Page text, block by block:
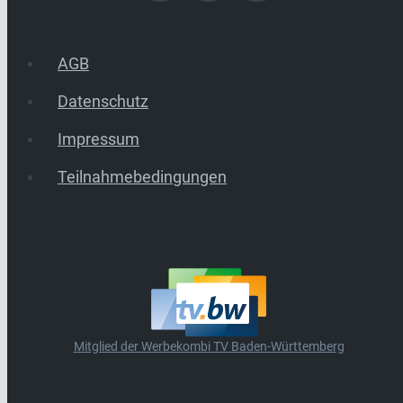
AGB
Datenschutz
Impressum
Teilnahmebedingungen
Mitglied der Werbekombi TV Baden-Württemberg